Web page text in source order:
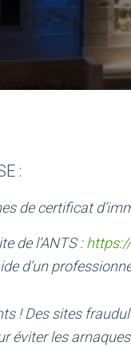
:
de certificat
de l’ANTS :
d’un
! Des sites
éviter les